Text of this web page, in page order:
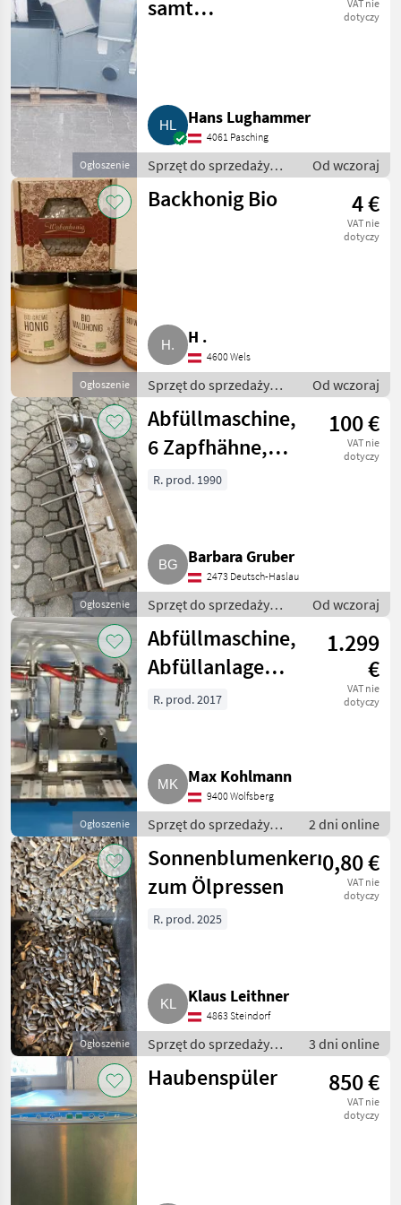
Ogłoszenie
samt
VAT nie
dotyczy
Hans Lughammer
4061 Pasching
Sprzęt do sprzedaży
pośredniej / Inny sprzęt
do sprzedaży pośredniej
Od wczoraj
Ogłoszenie
Backhonig Bio 4 €
VAT nie
dotyczy
H .
4600 Wels
Sprzęt do sprzedaży
pośredniej / Inny sprzęt
do sprzedaży pośredniej
Od wczoraj
Ogłoszenie
Abfüllmaschine,
6 Zapfhähne,
händisch
100 €
VAT nie
dotyczy
R. prod. 1990
Barbara Gruber
2473 Deutsch-Haslau
Sprzęt do sprzedaży
pośredniej / Inny sprzęt
do sprzedaży pośredniej
Od wczoraj
Ogłoszenie
Abfüllmaschine,
Abfüllanlage
TENCO
1.299
€
VAT nie
dotyczy
R. prod. 2017
Max Kohlmann
9400 Wolfsberg
Sprzęt do sprzedaży
pośredniej / Inny sprzęt
do sprzedaży
pośredniej
2 dni online
Ogłoszenie
Sonnenblumenkerne
zum Ölpressen
0,80 €
VAT nie
dotyczy
R. prod. 2025
Klaus Leithner
4863 Steindorf
Sprzęt do sprzedaży
pośredniej / Inny sprzęt
do sprzedaży
3 dni online
Haubenspüler 850 €
VAT nie
dotyczy